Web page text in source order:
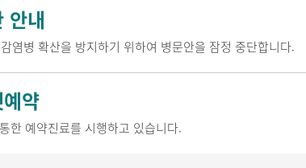
안내
염병 확산을 방지하기 위하여 병문안을 잠정 중단합니다.
약
한 예약진료를 시행하고 있습니다.